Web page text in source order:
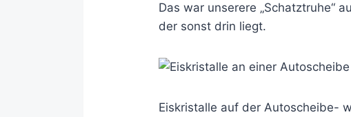
Das war unserere „Schatztruhe“
der sonst drin liegt.
Eiskristalle auf der Autoscheibe-